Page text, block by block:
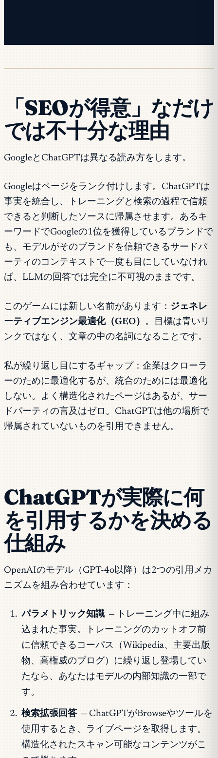
「SEOが得意」なだけ
では不十分な理由
GoogleとChatGPTは異なる読み方をします。
Googleはページをランク付けします。ChatGPTは
事実を統合し、トレーニングと検索の過程で信頼
できると判断したソースに帰属させます。あるキ
ーワードでGoogleの1位を獲得しているブランドで
も、モデルがそのブランドを信頼できるサードパ
ーティのコンテキストで一度も目にしていなけれ
ば、LLMの回答では完全に不可視のままです。
このゲームには新しい名前があります： ジェネレ
ーティブエンジン最適化（GEO）
。目標は青いリ
ンクではなく、文章の中の名詞になることです。
私が繰り返し目にするギャップ：企業はクローラ
ーのために最適化するが、統合のためには最適化
しない。よく構造化されたページはあるが、サー
ドパーティの言及はゼロ。ChatGPTは他の場所で
帰属されていないものを引用できません。
ChatGPTが実際に何
を引用するかを決める
仕組み
OpenAIのモデル（GPT-4o以降）は2つの引用メカ
ニズムを組み合わせています：
パラメトリック知識 — トレーニング中に組み
込まれた事実。トレーニングのカットオフ前
に信頼できるコーパス（Wikipedia、主要出版
物、高権威のブログ）に繰り返し登場してい
たなら、あなたはモデルの内部知識の一部で
す。
検索拡張回答 — ChatGPTがBrowseやツールを
使用するとき、ライブページを取得します。
構造化されたスキャン可能なコンテンツがこ